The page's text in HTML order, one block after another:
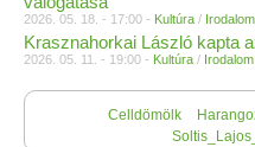
2026. 05. 18. - 17:00 - Kultúra / Irodalom
Krasznahorkai László kapta
2026. 05. 11. - 19:00 - Kultúra / Irodalom
Celldömölk